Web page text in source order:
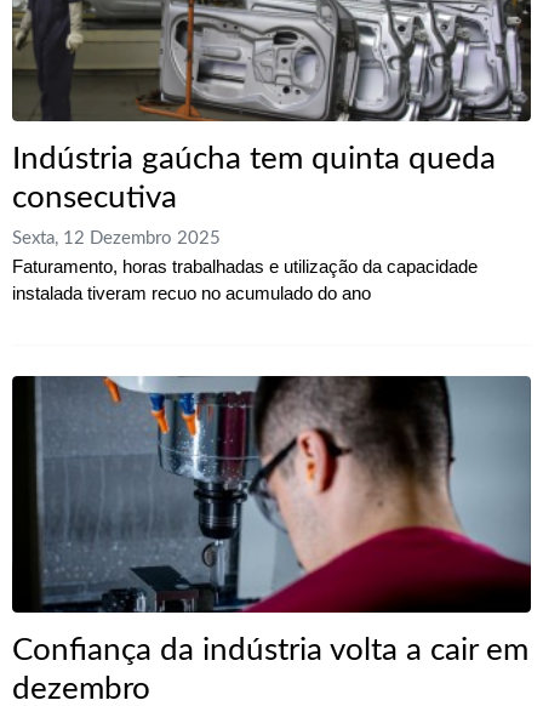
Indústria gaúcha tem quinta queda
consecutiva
Sexta, 12 Dezembro 2025
Faturamento, horas trabalhadas e utilização da capacidade
instalada tiveram recuo no acumulado do ano
Confiança da indústria volta a cair em
dezembro